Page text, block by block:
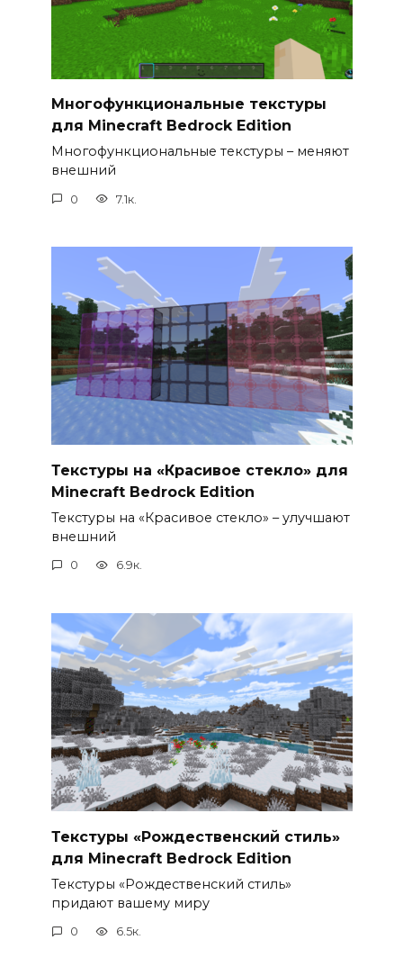
Многофункциональные текстуры
для Minecraft Bedrock Edition
Многофункциональные текстуры – меняют
внешний
0 7.1к.
Текстуры на «Красивое стекло» для
Minecraft Bedrock Edition
Текстуры на «Красивое стекло» – улучшают
внешний
0 6.9к.
Текстуры «Рождественский стиль»
для Minecraft Bedrock Edition
Текстуры «Рождественский стиль»
придают вашему миру
0 6.5к.